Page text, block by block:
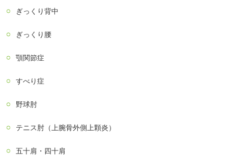
ぎっくり背中
ぎっくり腰
顎関節症
すべり症
野球肘
テニス肘（上腕骨外側上顆炎）
五十肩・四十肩